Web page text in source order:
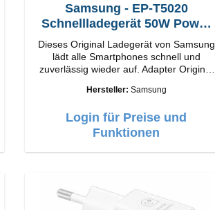
Samsung - EP-T5020
Schnellladegerät 50W Power
Duo
Dieses Original Ladegerät von Samsung
lädt alle Smartphones schnell und
zuverlässig wieder auf. Adapter Original
Anschlüsse: USB-C / USB-C Output:
USB-A / USB-C zu USB-C Farbe:
Schwarz/li>
Hersteller: Samsung
Login für Preise und
Funktionen